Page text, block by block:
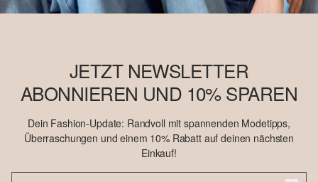
JETZT NEWSLETTER
ABONNIEREN UND 10% SPAREN
Dein Fashion-Update: Randvoll mit spannenden Modetipps,
Überraschungen und einem 10% Rabatt auf deinen nächsten
Einkauf!